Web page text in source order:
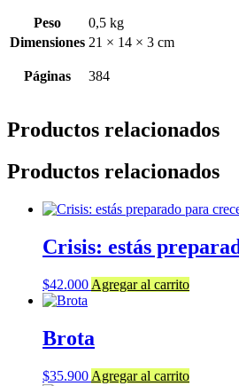
Peso
0,5 kg
Dimensiones 21 × 14 × 3 cm
Páginas 384
Productos relacionados
Productos relacionados
Crisis: estás
$42.000 Agregar al carrito
Brota
$35.900 Agregar al carrito